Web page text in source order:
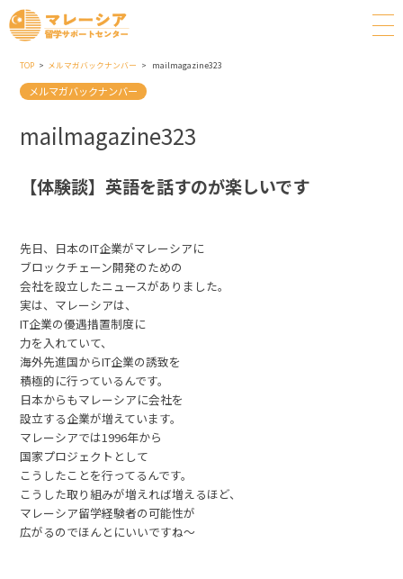
TOP メルマガバックナンバー mailmagazine323
メルマガバックナンバー
mailmagazine323
【体験談】英語を話すのが楽しいです
先日、日本のIT企業がマレーシアに
ブロックチェーン開発のための
会社を設立したニュースがありました。
実は、マレーシアは、
IT企業の優遇措置制度に
力を入れていて、
海外先進国からIT企業の誘致を
積極的に行っているんです。
日本からもマレーシアに会社を
設立する企業が増えています。
マレーシアでは1996年から
国家プロジェクトとして
こうしたことを行ってるんです。
こうした取り組みが増えれば増えるほど、
マレーシア留学経験者の可能性が
広がるのでほんとにいいですね〜